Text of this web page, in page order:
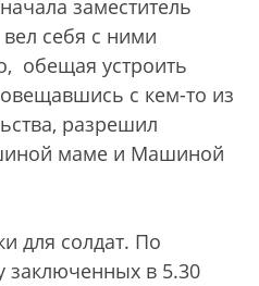
заместитель
себя с ними
обещая устроить
с кем-то из
разрешил
маме и Машиной
для солдат. По
в 5.30